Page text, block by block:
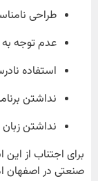
طراحی
عدم توجه
استفاده
نداشتن
نداشتن
برای اجتناب از
صنعتی در